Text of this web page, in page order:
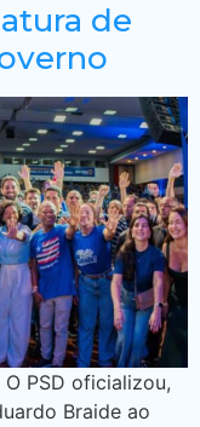
de
PSD oficializou,
Braide ao